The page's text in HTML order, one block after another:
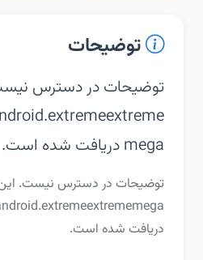
توضیحات
توضیحات در دسترس
mega دریافت شده است.
توضیحات در دسترس نیست. این
دریافت شده است.